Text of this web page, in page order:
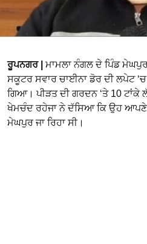
ਰੂਪਨਗਰ | ਮਾਮਲਾ ਨੰਗਲ ਦੇ ਪਿੰਡ
ਸਕੂਟਰ ਸਵਾਰ ਚਾਈਨਾ ਡੋਰ ਦੀ ਲਪੇਟ
ਗਿਆ। ਪੀੜਤ ਦੀ ਗਰਦਨ ‘ਤੇ 10 ਟਾਂਕੇ
ਖੇਮਚੰਦ ਰਹੇਜਾ ਨੇ ਦੱਸਿਆ ਕਿ ਉਹ
ਮੇਘਪੁਰ ਜਾ ਰਿਹਾ ਸੀ।